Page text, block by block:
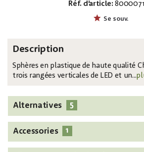
Réf. d’article:
Se souv.
Description
Sphères en plastique de haute qualité
trois rangées verticales de LED et un...
Alternatives 5
Accessories 1